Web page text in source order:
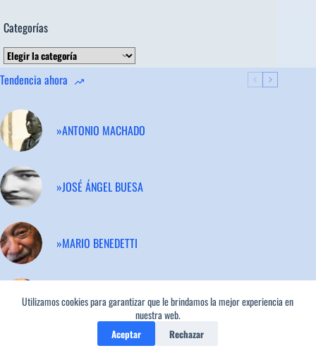
Utilizamos cookies para garantizar que le brindamos la mejor experiencia en
nuestra web.
Aceptar Rechazar
Categorías
Categorías
Tendencia ahora
»ANTONIO MACHADO
»JOSÉ ÁNGEL BUESA
»MARIO BENEDETTI
»FEDERICO GARCÍA LORCA